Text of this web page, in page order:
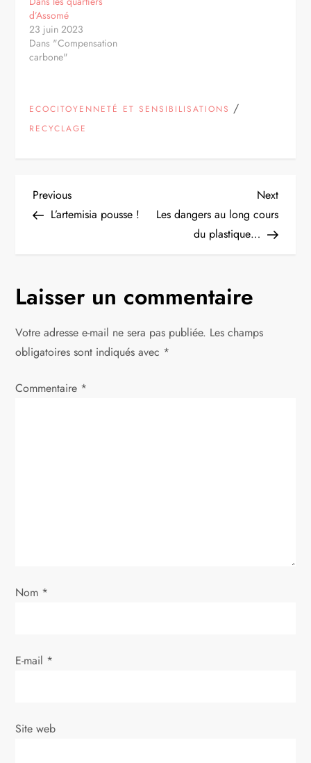
d’Assomé
23 juin 2023
Dans "Compensation
carbone"
ECOCITOYENNETÉ ET SENSIBILISATIONS /
RECYCLAGE
N
i
g
a
t
l
a
t
Previous
Post
Previous
L’artemisia pousse !
Next
Post
Next
Les dangers au long cours
du plastique…
Laisser un commentaire
Votre adresse e-mail ne sera pas publiée. Les champs
obligatoires sont indiqués avec *
Commentaire *
Nom *
E-mail *
Site web